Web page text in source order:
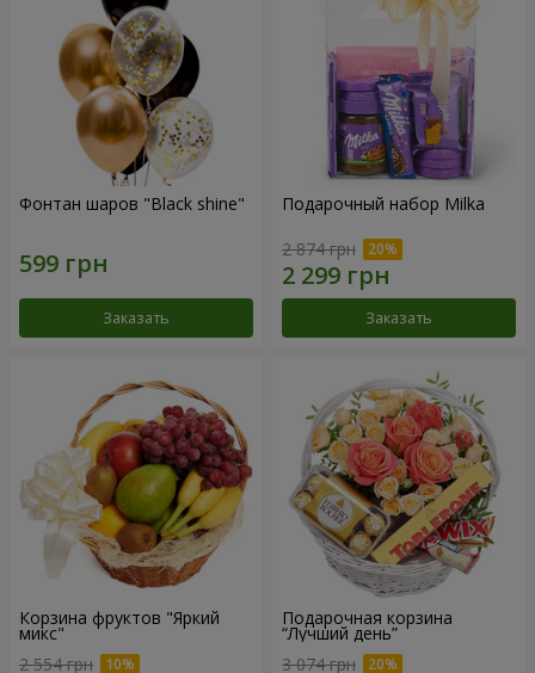
Фонтан шаров "Black shine"
Заказать
Подарочный набор Milka
2 874 грн
Заказать
Корзина фруктов "Яркий
микс"
2 554 грн
Подарочная корзина
“Лучший день”
3 074 грн